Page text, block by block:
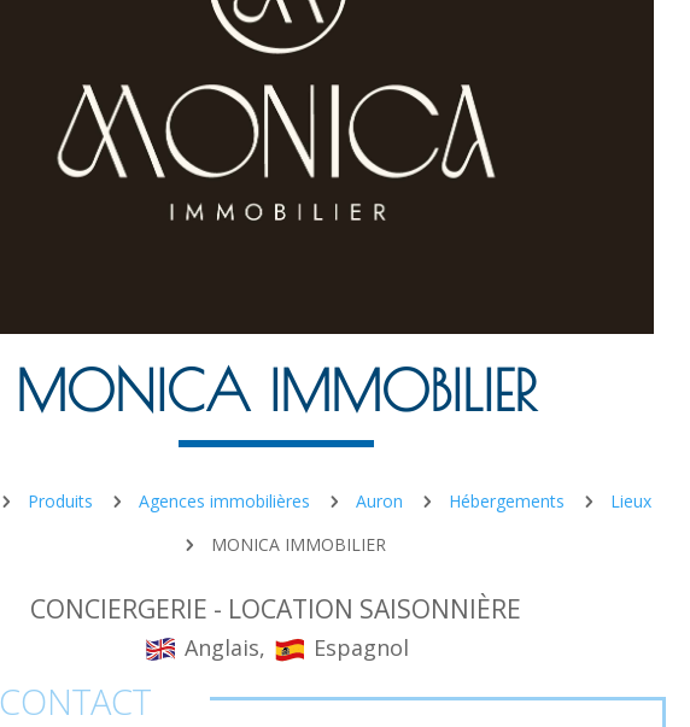
MONICA IMMOBILIER
5 Produits 5 Agences immobilières 5 Auron 5 Hébergements 5 Lieux
5 MONICA IMMOBILIER
CONCIERGERIE - LOCATION SAISONNIÈRE
Anglais, Espagnol
CONTACT